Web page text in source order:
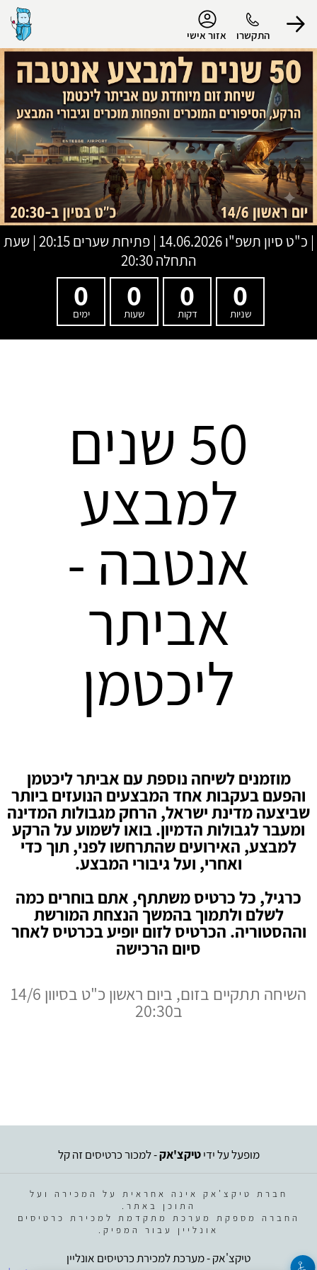
התקשרו אזור אישי
הפרופיל שלי
התנתק
| כ"ט סיון תשפ"ו
14.06.2026 | פתיחת שערים 20:15 | שעת
התחלה 20:30
0
שניות
0
דקות
0
שעות
0
ימים
50 שנים
למבצע
אנטבה -
אביתר
ליכטמן
מוזמנים לשיחה נוספת עם אביתר ליכטמן
והפעם בעקבות אחד המבצעים הנועזים ביותר
שביצעה מדינת ישראל, הרחק מגבולות המדינה
ומעבר לגבולות הדמיון. בואו לשמוע על הרקע
למבצע, האירועים שהתרחשו לפני, תוך כדי
ואחרי, ועל גיבורי המבצע.
כרגיל, כל כרטיס משתתף, אתם בוחרים כמה
לשלם ולתמוך בהמשך הנצחת המורשת
וההסטוריה. הכרטיס לזום יופיע בכרטיס לאחר
סיום הרכישה
השיחה תתקיים בזום, ביום ראשון כ"ט בסיוון 14/6
ב20:30
מופעל על ידיטיקצ'אק- למכור כרטיסים זה קל
חברת טיקצ'אק אינה אחראית על המכירה ועל
התוכן באתר.
החברה מספקת מערכת מתקדמת למכירת כרטיסים
אונליין עבור המפיק.
טיקצ'אק - מערכת למכירת כרטיסים אונליין